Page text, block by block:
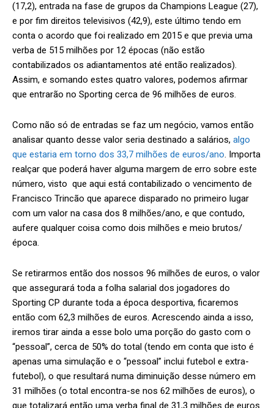
(17,2), entrada na fase de grupos da Champions League (27),
e por fim direitos televisivos (42,9), este último tendo em
conta o acordo que foi realizado em 2015 e que previa uma
verba de 515 milhões por 12 épocas (não estão
contabilizados os adiantamentos até então realizados).
Assim, e somando estes quatro valores, podemos afirmar
que entrarão no Sporting cerca de 96 milhões de euros.
Como não só de entradas se faz um negócio, vamos então
analisar quanto desse valor seria destinado a salários, algo
que estaria em torno dos 33,7 milhões de euros/ano. Importa
realçar que poderá haver alguma margem de erro sobre este
número, visto que aqui está contabilizado o vencimento de
Francisco Trincão que aparece disparado no primeiro lugar
com um valor na casa dos 8 milhões/ano, e que contudo,
aufere qualquer coisa como dois milhões e meio brutos/
época.
Se retirarmos então dos nossos 96 milhões de euros, o valor
que assegurará toda a folha salarial dos jogadores do
Sporting CP durante toda a época desportiva, ficaremos
então com 62,3 milhões de euros. Acrescendo ainda a isso,
iremos tirar ainda a esse bolo uma porção do gasto com o
“pessoal”, cerca de 50% do total (tendo em conta que isto é
apenas uma simulação e o “pessoal” inclui futebol e extra-
futebol), o que resultará numa diminuição desse número em
31 milhões (o total encontra-se nos 62 milhões de euros), o
que totalizará então uma verba final de 31,3 milhões de euros.